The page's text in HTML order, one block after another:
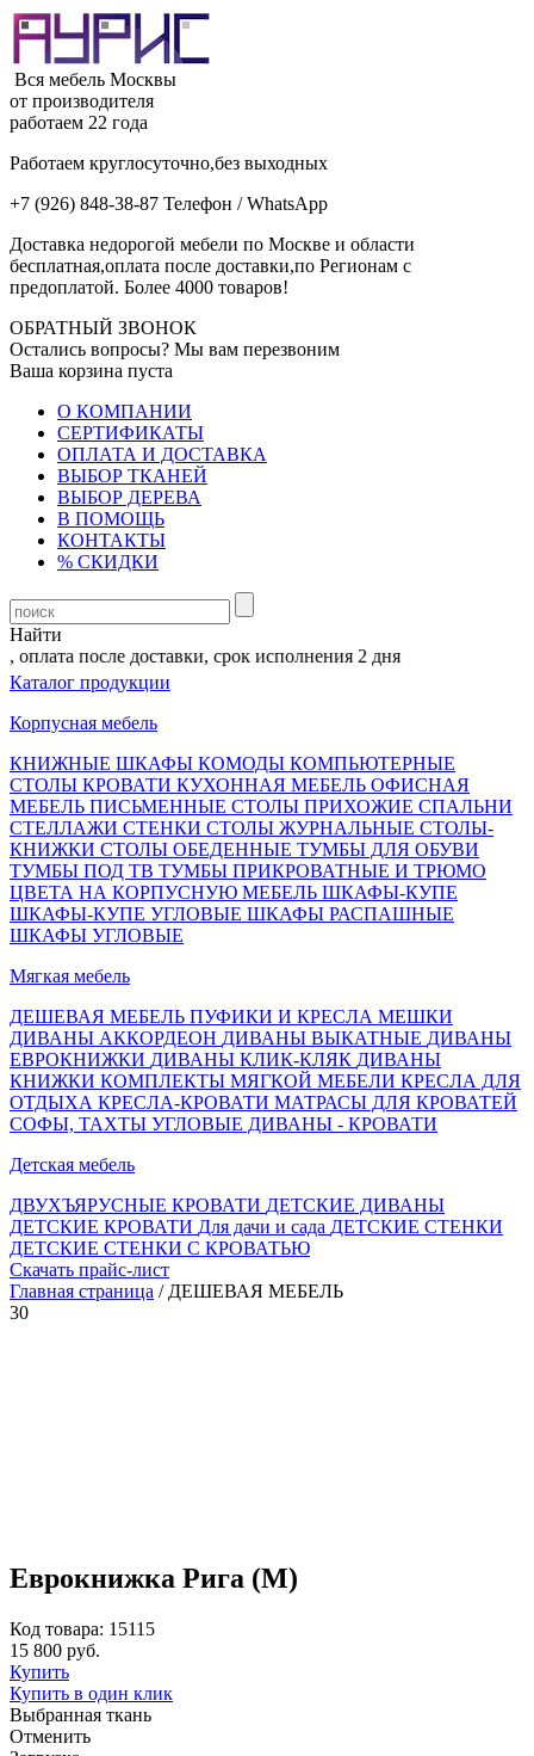
Вся мебель Москвы
от производителя
работаем 22 года
Работаем круглосуточно,без выходных
+7 (926) 848-38-87 Телефон / WhatsApp
Доставка недорогой мебели по Москве и области
бесплатная,оплата после доставки,по Регионам с
предоплатой. Более 4000 товаров!
ОБРАТНЫЙ ЗВОНОК
Остались вопросы? Мы вам перезвоним
Ваша корзина пуста
О КОМПАНИИ
СЕРТИФИКАТЫ
ОПЛАТА И ДОСТАВКА
ВЫБОР ТКАНЕЙ
ВЫБОР ДЕРЕВА
В ПОМОЩЬ
КОНТАКТЫ
% СКИДКИ
Найти
после доставки, срок исполнения 2 дня
Каталог продукции
Корпусная мебель
КНИЖНЫЕ ШКАФЫ КОМОДЫ КОМПЬЮТЕРНЫЕ
СТОЛЫ КРОВАТИ КУХОННАЯ МЕБЕЛЬ ОФИСНАЯ
МЕБЕЛЬ ПИСЬМЕННЫЕ СТОЛЫ ПРИХОЖИЕ СПАЛЬНИ
СТЕЛЛАЖИ СТЕНКИ СТОЛЫ ЖУРНАЛЬНЫЕ СТОЛЫ-
КНИЖКИ СТОЛЫ ОБЕДЕННЫЕ ТУМБЫ ДЛЯ ОБУВИ
ТУМБЫ ПОД ТВ ТУМБЫ ПРИКРОВАТНЫЕ И ТРЮМО
ЦВЕТА НА КОРПУСНУЮ МЕБЕЛЬ ШКАФЫ-КУПЕ
ШКАФЫ-КУПЕ УГЛОВЫЕ ШКАФЫ РАСПАШНЫЕ
ШКАФЫ УГЛОВЫЕ
Мягкая мебель
ДЕШЕВАЯ МЕБЕЛЬ ПУФИКИ И КРЕСЛА МЕШКИ
ДИВАНЫ АККОРДЕОН ДИВАНЫ ВЫКАТНЫЕ ДИВАНЫ
ЕВРОКНИЖКИ ДИВАНЫ КЛИК-КЛЯК ДИВАНЫ
КНИЖКИ КОМПЛЕКТЫ МЯГКОЙ МЕБЕЛИ КРЕСЛА ДЛЯ
ОТДЫХА КРЕСЛА-КРОВАТИ МАТРАСЫ ДЛЯ КРОВАТЕЙ
СОФЫ, ТАХТЫ УГЛОВЫЕ ДИВАНЫ - КРОВАТИ
Детская мебель
ДВУХЪЯРУСНЫЕ КРОВАТИ ДЕТСКИЕ ДИВАНЫ
ДЕТСКИЕ КРОВАТИ Для дачи и сада ДЕТСКИЕ СТЕНКИ
ДЕТСКИЕ СТЕНКИ С КРОВАТЬЮ
Скачать прайс-лист
Главная страница / ДЕШЕВАЯ МЕБЕЛЬ
30
Еврокнижка Рига (М)
Код товара: 15115
15 800 руб.
Купить
Купить в один клик
Выбранная ткань
Отменить